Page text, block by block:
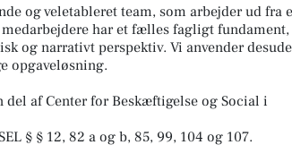
og veletableret team, som arbejder ud fra
har et fælles fagligt fundament,
og narrativt perspektiv. Vi anvender
opgaveløsning.
del af Center for Beskæftigelse og Social i
§ § 12, 82 a og b, 85, 99, 104 og 107.